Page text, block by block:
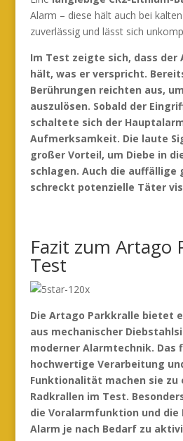
Alarm – diese hält auch bei
zuverlässig und lässt sich
Im Test zeigte sich, dass der
hält, was er verspricht.
Berührungen reichten aus,
auszulösen. Sobald der
schaltete sich der
Aufmerksamkeit. Die laute
großer Vorteil, um Diebe in
schlagen. Auch die auffällige
schreckt potenzielle Täter
Fazit zum Artago
Test
Die Artago Parkkralle bietet
aus mechanischer
moderner Alarmtechnik. Das
hochwertige Verarbeitung
Funktionalität machen sie zu
Radkrallen im Test.
die Voralarmfunktion und die
Alarm je nach Bedarf zu